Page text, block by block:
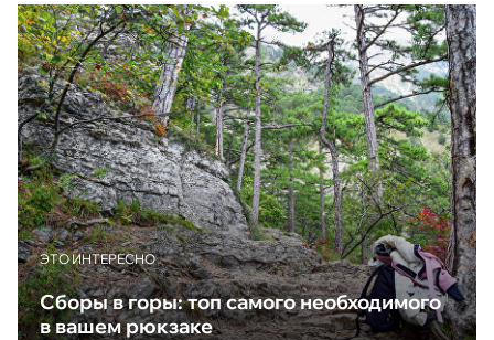
ЭТО ИНТЕРЕСНО
Сборы в горы: топ самого необходимого
в вашем рюкзаке